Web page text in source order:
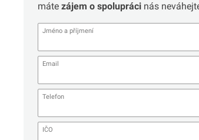
mátezájem o spolupráci nás